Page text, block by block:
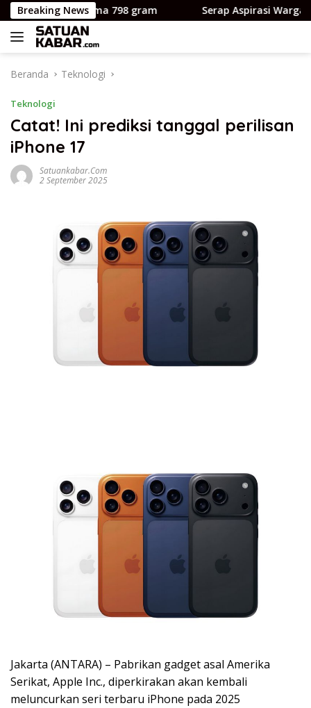
Langsung
ke
konten
Breaking News
bobot cuma 798 gram Serap Aspirasi Warga Losso,
Beranda Teknologi
Teknologi
Catat! Ini prediksi tanggal perilisan
iPhone 17
Satuankabar.com
2 September 2025
Jakarta (ANTARA) – Pabrikan gadget asal Amerika
Serikat, Apple Inc., diperkirakan akan kembali
meluncurkan seri terbaru iPhone pada 2025